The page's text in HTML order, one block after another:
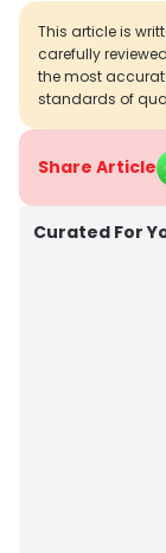
This article is
carefully
the most
standards of
Share Article
Curated For